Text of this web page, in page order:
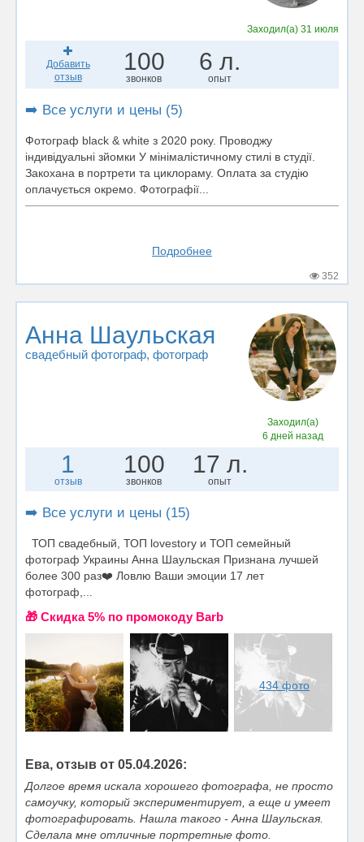
Заходил(а) 31 июля
Добавить
отзыв
100
звонков
6 л.
опыт
➡️ Все услуги и цены (5)
Фотограф black & white з 2020 року. Проводжу
індивідуальні зйомки У мінімалістичному стилі в студії.
Закохана в портрети та циклораму. Оплата за студію
оплачується окремо. Фотографії...
Подробнее
352
Анна Шаульская
свадебный фотограф, фотограф
Заходил(а)
6 дней назад
1
отзыв
100
звонков
17 л.
опыт
➡️ Все услуги и цены (15)
ТОП свадебный, ТОП lovestory и ТОП семейный
фотограф Украины Анна Шаульская Признана лучшей
более 300 раз❤️ Ловлю Ваши эмоции 17 лет
фотограф,...
🎁 Cкидка 5% по промокоду Barb
434 фото
Ева, отзыв от 05.04.2026:
Долгое время искала хорошего фотографа, не просто
самоучку, который экспериментирует, а еще и умеет
фотографировать. Нашла такого - Анна Шаульская.
Сделала мне отличные портретные фото.